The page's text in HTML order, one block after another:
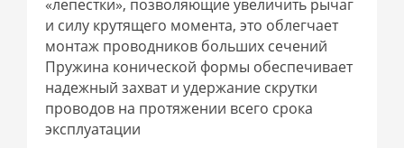
«лепестки», позволяющие увеличить рычаг
и силу крутящего момента, это облегчает
монтаж проводников больших сечений
Пружина конической формы обеспечивает
надежный захват и удержание скрутки
проводов на протяжении всего срока
эксплуатации